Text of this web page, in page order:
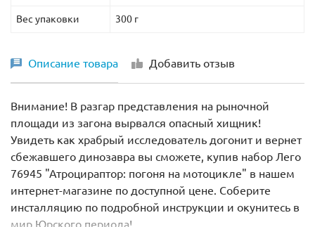
Вес упаковки 300 г
Описание товара Добавить отзыв
Внимание! В разгар представления на рыночной
площади из загона вырвался опасный хищник!
Увидеть как храбрый исследователь догонит и вернет
сбежавшего динозавра вы сможете, купив набор Лего
76945 "Атроцираптор: погоня на мотоцикле" в нашем
интернет-магазине по доступной цене. Соберите
инсталляцию по подробной инструкции и окунитесь в
мир Юрского периода!